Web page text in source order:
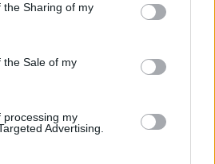
the Sharing of my
the Sale of my
processing my
Advertising.
ανάπαυλα για την